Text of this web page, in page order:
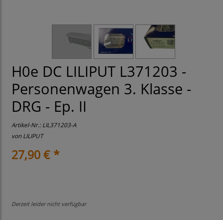
H0e DC LILIPUT L371203 -
Personenwagen 3. Klasse -
DRG - Ep. II
Artikel-Nr.:LIL371203-A
vonLILIPUT
27,90 € *
Derzeit leider nicht verfügbar